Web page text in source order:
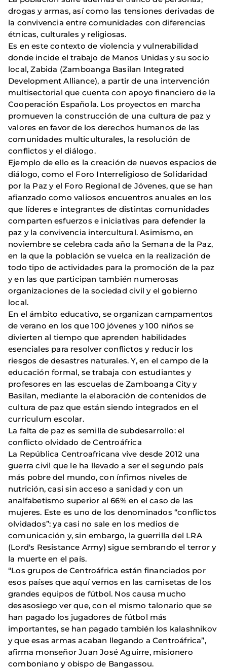
drogas y armas, así como las tensiones derivadas de
la convivencia entre comunidades con diferencias
étnicas, culturales y religiosas.
Es en este contexto de violencia y vulnerabilidad
donde incide el trabajo de Manos Unidas y su socio
local, Zabida (Zamboanga Basilan Integrated
Development Alliance), a partir de una intervención
multisectorial que cuenta con apoyo financiero de la
Cooperación Española. Los proyectos en marcha
promueven la construcción de una cultura de paz y
valores en favor de los derechos humanos de las
comunidades multiculturales, la resolución de
conflictos y el diálogo.
Ejemplo de ello es la creación de nuevos espacios de
diálogo, como el Foro Interreligioso de Solidaridad
por la Paz y el Foro Regional de Jóvenes, que se han
afianzado como valiosos encuentros anuales en los
que líderes e integrantes de distintas comunidades
comparten esfuerzos e iniciativas para defender la
paz y la convivencia intercultural. Asimismo, en
noviembre se celebra cada año la Semana de la Paz,
en la que la población se vuelca en la realización de
todo tipo de actividades para la promoción de la paz
y en las que participan también numerosas
organizaciones de la sociedad civil y el gobierno
local.
En el ámbito educativo, se organizan campamentos
de verano en los que 100 jóvenes y 100 niños se
divierten al tiempo que aprenden habilidades
esenciales para resolver conflictos y reducir los
riesgos de desastres naturales. Y, en el campo de la
educación formal, se trabaja con estudiantes y
profesores en las escuelas de Zamboanga City y
Basilan, mediante la elaboración de contenidos de
cultura de paz que están siendo integrados en el
curriculum escolar.
La falta de paz es semilla de subdesarrollo: el
conflicto olvidado de Centroáfrica
La República Centroafricana vive desde 2012 una
guerra civil que le ha llevado a ser el segundo país
más pobre del mundo, con ínfimos niveles de
nutrición, casi sin acceso a sanidad y con un
analfabetismo superior al 66% en el caso de las
mujeres. Este es uno de los denominados “conflictos
olvidados”: ya casi no sale en los medios de
comunicación y, sin embargo, la guerrilla del LRA
(Lord's Resistance Army) sigue sembrando el terror y
la muerte en el país.
“Los grupos de Centroáfrica están financiados por
esos países que aquí vemos en las camisetas de los
grandes equipos de fútbol. Nos causa mucho
desasosiego ver que, con el mismo talonario que se
han pagado los jugadores de fútbol más
importantes, se han pagado también los kalashnikov
y que esas armas acaban llegando a Centroáfrica”,
afirma monseñor Juan José Aguirre, misionero
comboniano y obispo de Bangassou.